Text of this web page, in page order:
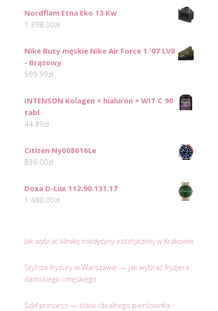
Nordflam Etna Eko 13 Kw
1 398.00zł
Nike Buty męskie Nike Air Force 1 '07 LV8
- Brązowy
599.99zł
INTENSON Kolagen + hialuron + WIT C 90
tabl
44.89zł
Citizen Ny008616Le
839.00zł
Doxa D-Lux 112.90.131.17
1 480.00zł
Jak wybrać klinikę medycyny estetycznej w Krakowie
Stylista fryzury w Warszawie — jak wybrać fryzjera
damskiego i męskiego
Szlif princess — blask idealnego pierścionka